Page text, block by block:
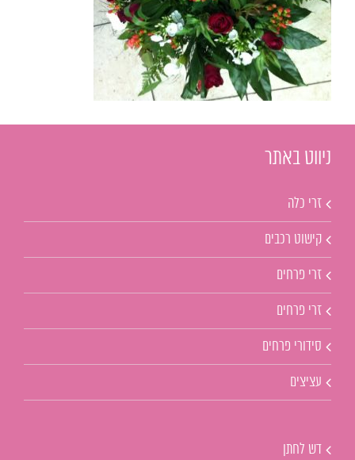
ניווט באתר
זרי כלה
קישוט רכבים
זרי פרחים
זרי פרחים
סידורי פרחים
עציצים
דש לחתן